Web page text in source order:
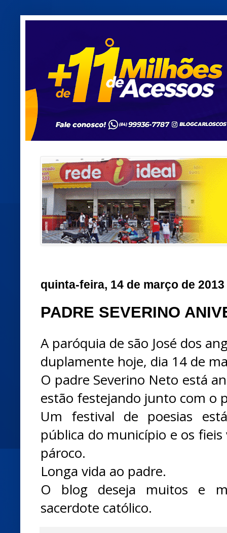
quinta-feira, 14 de março de 2013
PADRE SEVERINO
A paróquia de são José dos
duplamente hoje, dia 14 de
O padre Severino Neto está
estão festejando junto com o
Um festival de poesias
pública do município e os
pároco.
Longa vida ao padre.
O blog deseja muitos e
sacerdote católico.